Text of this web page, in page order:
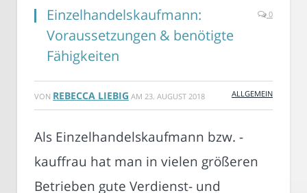
Einzelhandelskaufmann:
Voraussetzungen & benötigte
Fähigkeiten
0
VON REBECCA LIEBIG AM 23. AUGUST 2018 ALLGEMEIN
Als Einzelhandelskaufmann bzw. -
kauffrau hat man in vielen größeren
Betrieben gute Verdienst- und